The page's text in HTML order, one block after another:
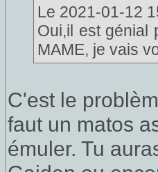
Le 2021-01-12
Oui,il est génial
MAME, je vais
C'est le
faut un matos
émuler. Tu